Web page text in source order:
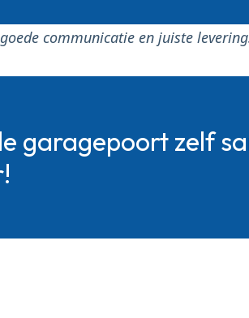
communicatie en juiste
garagepoort zelf